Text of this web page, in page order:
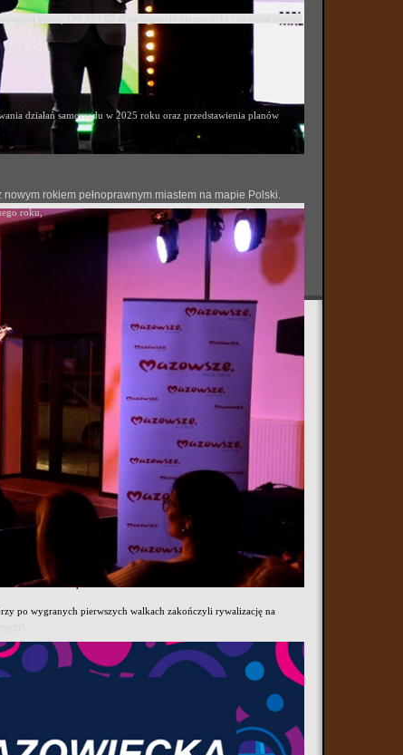
rokiem pełnoprawnym miastem na mapie Polski.
działań samorządu w 2025 roku oraz przedstawienia planów
roku,
W ciągu kilku miesięcy karatecy OKKK wystartowali w pięciu
były medale, cenne doświadczenie oraz wysokie miejsca w
25 kwietnia w Opolu. W zawodach uczestniczyło blisko 600
wymagała maksymalnego zaangażowania.
w kategorii U14 wywalczył Michał Księżopolski. Srebrne
Prokopczukowi.
po wygranych pierwszych walkach zakończyli rywalizację na
W zawodach wystartowało 220 zawodników z Czech, Polski,
Sośnicki oraz Damian Cymerman. Na drugim stopniu